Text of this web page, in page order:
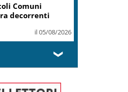
Comuni
decorrenti
il 05/08/2026
❯